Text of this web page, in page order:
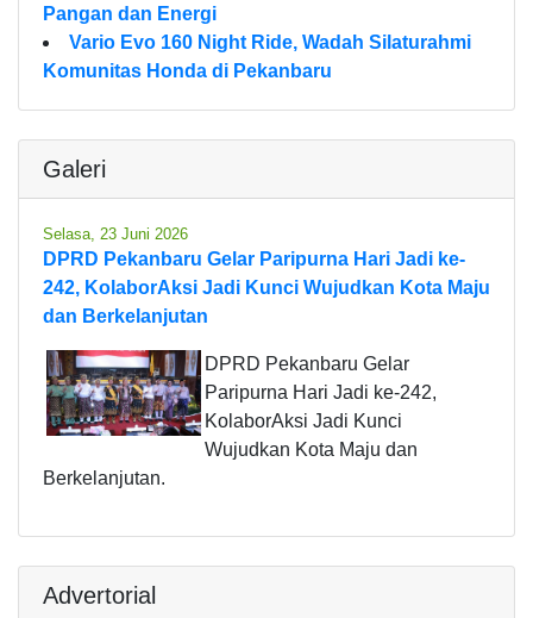
Pangan dan Energi
Vario Evo 160 Night Ride, Wadah Silaturahmi
Komunitas Honda di Pekanbaru
Galeri
Selasa, 23 Juni 2026
DPRD Pekanbaru Gelar Paripurna Hari Jadi ke-
242, KolaborAksi Jadi Kunci Wujudkan Kota Maju
dan Berkelanjutan
DPRD Pekanbaru Gelar
Paripurna Hari Jadi ke-242,
KolaborAksi Jadi Kunci
Wujudkan Kota Maju dan
Berkelanjutan.
Advertorial